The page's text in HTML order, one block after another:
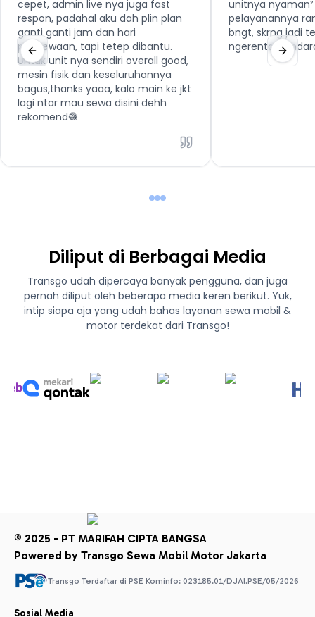
cepet, admin live nya juga fast
respon, padahal aku dah plin plan
ganti ganti jam dan hari
penyewaan, tapi tetep dibantu.
Untuk unit nya sendiri overall good,
mesin fisik dan keseluruhannya
bagus,thanks yaaa, kalo main ke jkt
lagi ntar mau sewa disini dehh
rekomend🧶
unitnya
pelayanannya
bngt, skrng jadi
ngerental
Diliput di Berbagai Media
Transgo udah dipercaya banyak pengguna, dan juga
pernah diliput oleh beberapa media keren berikut. Yuk,
intip siapa aja yang udah bahas layanan sewa mobil &
motor terdekat dari Transgo!
© 2025 - PT MARIFAH CIPTA BANGSA
Powered by Transgo Sewa Mobil Motor Jakarta
Transgo Terdaftar di PSE Kominfo: 023185.01/DJAI.PSE/05/2026
Sosial Media